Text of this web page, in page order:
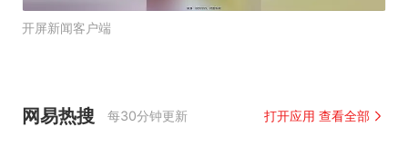
开屏新闻客户端
网易热搜 每30分钟更新 打开应用 查看全部